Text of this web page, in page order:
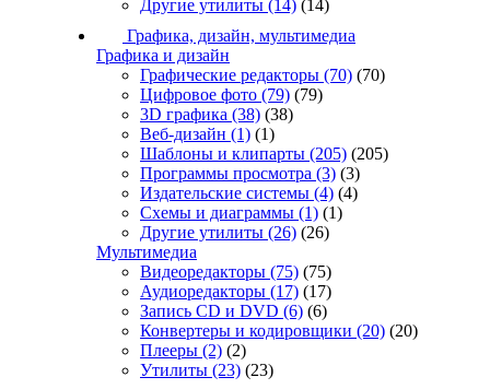
Другие утилиты (14) (14)
Графика, дизайн, мультимедиа
Графика и дизайн
Графические редакторы (70) (70)
Цифровое фото (79) (79)
3D графика (38) (38)
Веб-дизайн (1) (1)
Шаблоны и клипарты (205) (205)
Программы просмотра (3) (3)
Издательские системы (4) (4)
Схемы и диаграммы (1) (1)
Другие утилиты (26) (26)
Мультимедиа
Видеоредакторы (75) (75)
Аудиоредакторы (17) (17)
Запись CD и DVD (6) (6)
Конвертеры и кодировщики (20) (20)
Плееры (2) (2)
Утилиты (23) (23)